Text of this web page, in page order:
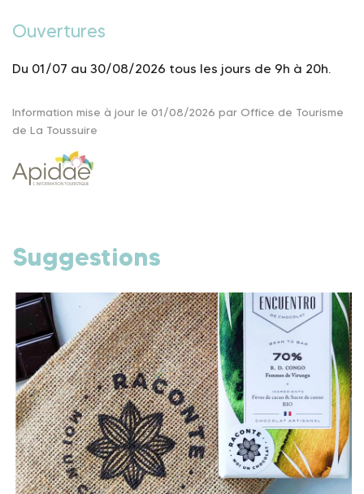
Ouvertures
Du 01/07 au 30/08/2026 tous les jours de 9h à 20h.
Information mise à jour le 01/08/2026 par Office de Tourisme
de La Toussuire
Suggestions